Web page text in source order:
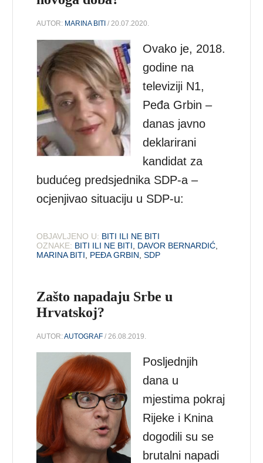
AUTOR: MARINA BITI / 20.07.2020.
Ovako je, 2018.
godine na
televiziji N1,
Peđa Grbin –
danas javno
deklarirani
kandidat za
budućeg predsjednika SDP-a –
ocjenjivao situaciju u SDP-u:
OBJAVLJENO U: BITI ILI NE BITI
OZNAKE: BITI ILI NE BITI DAVOR BERNARDIĆ
MARINA BITI
PEĐA GRBIN ,SDP
Zašto napadaju Srbe u
Hrvatskoj?
AUTOR:AUTOGRAF / 26.08.2019.
Posljednjih
dana u
mjestima pokraj
Rijeke i Knina
dogodili su se
brutalni napadi